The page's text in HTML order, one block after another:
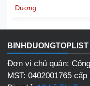
Dương
BINHDUONGTOPLIST
Đơn vị chủ quản:
MST: 0402001765